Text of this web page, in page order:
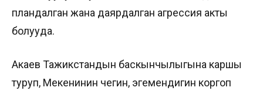
пландалган жана даярдалган агрессия акты
болууда.
Акаев Тажикстандын баскынчылыгына каршы
туруп, Мекенинин чегин, эгемендигин коргоп